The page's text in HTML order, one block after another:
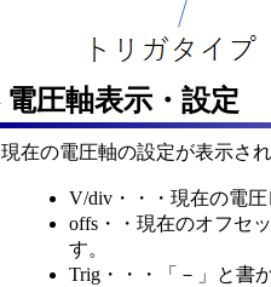
電圧軸表示・設定
現在の電圧軸の設定が表示さ
V/div・・・現在の電
offs・・現在のオフセ
す。
Trig・・・「－」と書